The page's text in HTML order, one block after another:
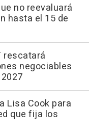
no reevaluará
hasta el 15 de
rescatará
negociables
Lisa Cook para
que fija los